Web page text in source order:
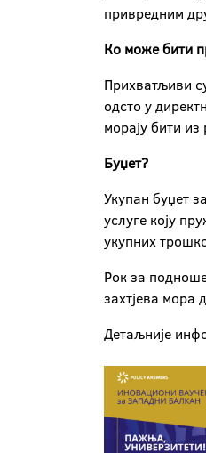
привредним
Ко може бити
Прихватљиви
одсто у
морају бити из
Буџет?
Укупан буџет
услуге коју
укупних
Рок за
захтјева мора
Детаљније